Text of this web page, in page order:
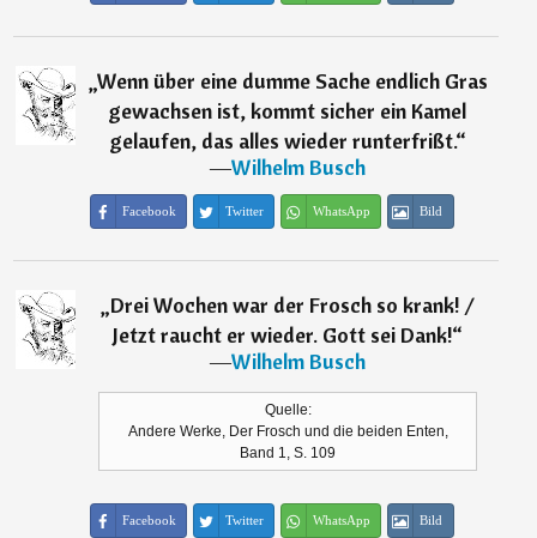
„Wenn über eine dumme Sache endlich Gras
gewachsen ist, kommt sicher ein Kamel
gelaufen, das alles wieder runterfrißt.“
―Wilhelm Busch
Facebook Twitter WhatsApp Bild
„Drei Wochen war der Frosch so krank! /
Jetzt raucht er wieder. Gott sei Dank!“
―Wilhelm Busch
Quelle:
Andere Werke, Der Frosch und die beiden Enten,
Band 1, S. 109
Facebook Twitter WhatsApp Bild